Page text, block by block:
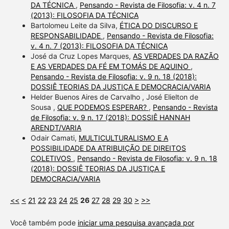
DA TÉCNICA , Pensando - Revista de Filosofia: v. 4 n. 7
(2013): FILOSOFIA DA TÉCNICA
Bartolomeu Leite da Silva, ÉTICA DO DISCURSO E
RESPONSABILIDADE , Pensando - Revista de Filosofia:
v. 4 n. 7 (2013): FILOSOFIA DA TÉCNICA
José da Cruz Lopes Marques, AS VERDADES DA RAZÃO
E AS VERDADES DA FÉ EM TOMÁS DE AQUINO ,
Pensando - Revista de Filosofia: v. 9 n. 18 (2018):
DOSSIÊ TEORIAS DA JUSTIÇA E DEMOCRACIA/VARIA
Helder Buenos Aires de Carvalho , José Elielton de
Sousa , QUE PODEMOS ESPERAR? , Pensando - Revista
de Filosofia: v. 9 n. 17 (2018): DOSSIÊ HANNAH
ARENDT/VARIA
Odair Camati, MULTICULTURALISMO E A
POSSIBILIDADE DA ATRIBUIÇÃO DE DIREITOS
COLETIVOS , Pensando - Revista de Filosofia: v. 9 n. 18
(2018): DOSSIÊ TEORIAS DA JUSTIÇA E
DEMOCRACIA/VARIA
<< < 21 22 23 24 25 26 27 28 29 30 > >>
Você também pode iniciar uma pesquisa avançada por